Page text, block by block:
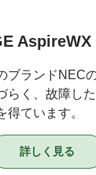
AspireWX
ブランドNEC
らく、故障し
得ています。
詳しく見る